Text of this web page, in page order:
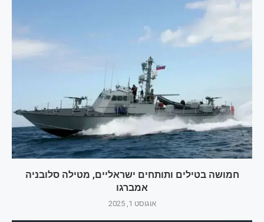
חמושה בטילים ותותחים ישראליים, מטילה סלובניה
אמברגו
אוגוסט 1, 2025